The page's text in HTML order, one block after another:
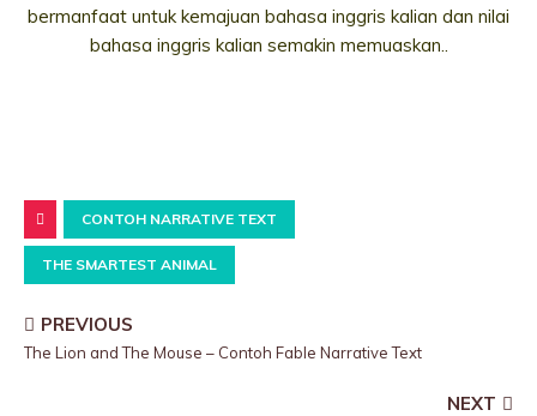
bermanfaat untuk kemajuan bahasa inggris kalian dan nilai
bahasa inggris kalian semakin memuaskan..
CONTOH NARRATIVE TEXT
THE SMARTEST ANIMAL
PREVIOUS
The Lion and The Mouse – Contoh Fable Narrative Text
NEXT